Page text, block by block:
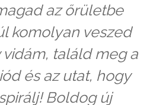
az őrületbe
komolyan veszed
találd meg a
és az utat, hogy
Boldog új